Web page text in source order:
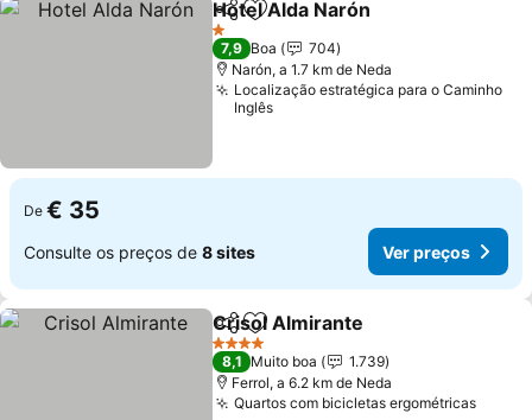
PartilharAdicionar aos favoritos
Hotel Alda Narón
1 Estrelas
7,9 Boa
704
Narón, a 1.7 km de Neda
Localização estratégica para o Caminho
Inglês
De € 35
Consulte os preços de 8 sites Ver preços
PartilharAdicionar aos favoritos
Crisol Almirante
4 Estrelas
8,1 Muito boa
1.739
Ferrol, a 6.2 km de Neda
Quartos com bicicletas ergométricasVer